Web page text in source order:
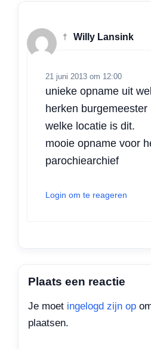
† Willy Lansink
21 juni 2013 om 12:00
unieke opname uit
herken
welke locatie is dit.
mooie opname voor
parochiearchief
Login om te reageren
Plaats een reactie
Je moet ingelogd zijn op
plaatsen.